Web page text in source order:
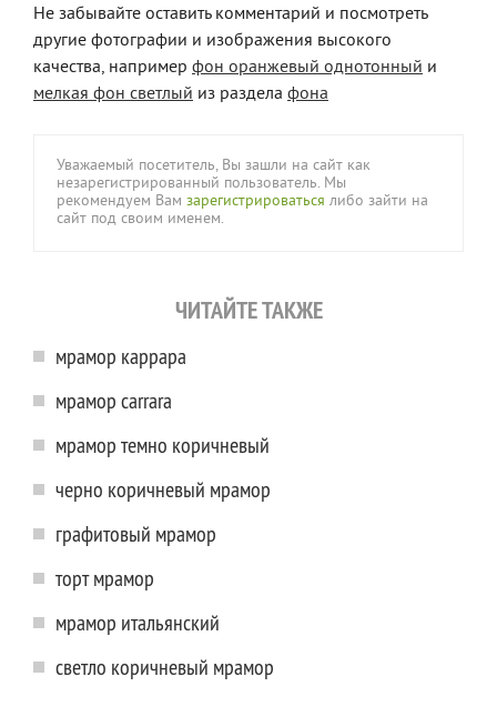
Не забывайте оставить комментарий и посмотреть
другие фотографии и изображения высокого
качества, например фон оранжевый однотонный и
мелкая фон светлый из раздела фона
Уважаемый посетитель, Вы зашли на сайт как
незарегистрированный пользователь. Мы
рекомендуем Вам зарегистрироваться либо зайти на
сайт под своим именем.
ЧИТАЙТЕ ТАКЖЕ
мрамор каррара
мрамор carrara
мрамор темно коричневый
черно коричневый мрамор
графитовый мрамор
торт мрамор
мрамор итальянский
светло коричневый мрамор